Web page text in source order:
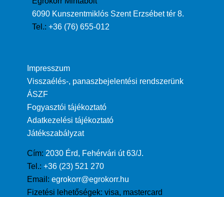
6090 Kunszentmiklós Szent Erzsébet tér 8.
Tel.: +36 (76) 655-012
Impresszum
Visszaélés-, panaszbejelentési rendszerünk
ÁSZF
Fogyasztói tájékoztató
Adatkezelési tájékoztató
Játékszabályzat
Cím: 2030 Érd, Fehérvári út 63/J.
Tel.: +36 (23) 521 270
Email: egrokorr@egrokorr.hu
Fizetési lehetőségek: visa, mastercard